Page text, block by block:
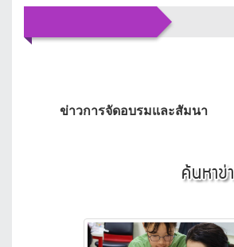
ข่าวการจัดอบรมและสัมนา